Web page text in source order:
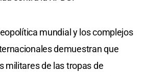
mundial y los complejos
demuestran que
militares de las tropas de